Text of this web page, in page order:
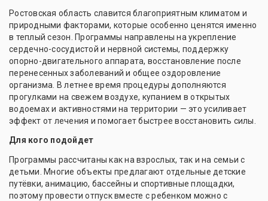
Ростовская область славится благоприятным климатом и
природными факторами, которые особенно ценятся именно
в теплый сезон. Программы направлены на укрепление
сердечно-сосудистой и нервной системы, поддержку
опорно-двигательного аппарата, восстановление после
перенесенных заболеваний и общее оздоровление
организма. В летнее время процедуры дополняются
прогулками на свежем воздухе, купанием в открытых
водоемах и активностями на территории — это усиливает
эффект от лечения и помогает быстрее восстановить силы.
Для кого подойдет
Программы рассчитаны как на взрослых, так и на семьи с
детьми. Многие объекты предлагают отдельные детские
путёвки, анимацию, бассейны и спортивные площадки,
поэтому провести отпуск вместе с ребенком можно с